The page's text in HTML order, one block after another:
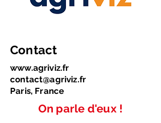
Contact
www.agriviz.fr
contact@agriviz.fr
Paris, France
On parle d'eux !